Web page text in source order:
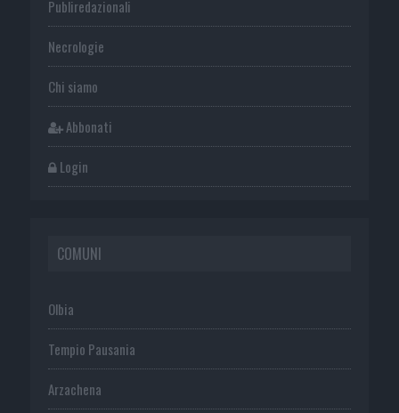
Publiredazionali
Necrologie
Chi siamo
Abbonati
Login
COMUNI
Olbia
Tempio Pausania
Arzachena